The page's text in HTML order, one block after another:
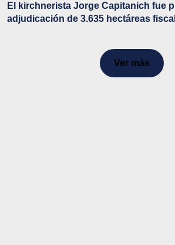
El kirchnerista Jorge Capitanich fue
adjudicación de 3.635 hectáreas
Ver más